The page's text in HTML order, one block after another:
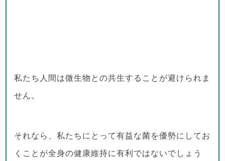
私たち人間は微生物との共生することが避けられま
せん。
それなら、私たちにとって有益な菌を優勢にしてお
くことが全身の健康維持に有利ではないでしょう